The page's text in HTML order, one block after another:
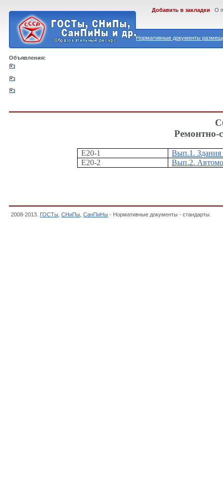
Нормативные документы
Добавить в закладки О
Объявления:
Ремонтно-
Е20-1
Вып.1.
Е20-2
Вып.2.
2008-2013. ГОСТы СНиПы СанПиНы - Нормативные документы - стандарты.